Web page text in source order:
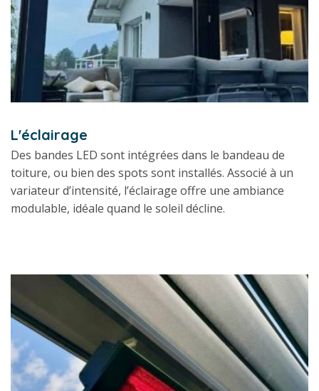
L'éclairage
Des bandes LED sont intégrées dans le bandeau de
toiture, ou bien des spots sont installés. Associé à un
variateur d’intensité, l’éclairage offre une ambiance
modulable, idéale quand le soleil décline.